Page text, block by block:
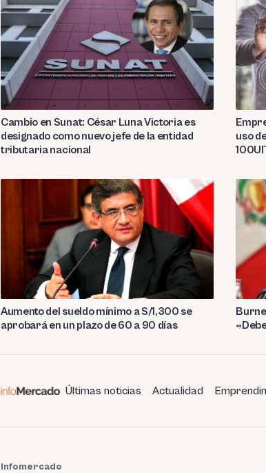
Cambio en Sunat: César Luna Victoria es
designado como nuevo jefe de la entidad
tributaria nacional
uso
Aumento del sueldo mínimo a S/1,300 se
aprobará en un plazo de 60 a 90 días
Últimas noticias Actualidad
Infomercado